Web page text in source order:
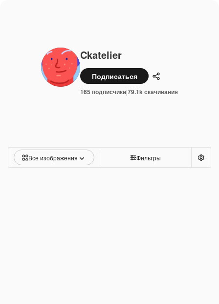
Ckatelier
Подписаться Поделиться
165 подписчики|79.1k скачивания
Все изображения Фильтры